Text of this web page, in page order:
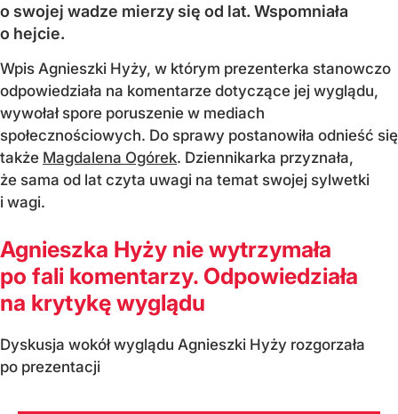
o swojej wadze mierzy się od lat. Wspomniała
o hejcie.
Wpis Agnieszki Hyży, w którym prezenterka stanowczo
odpowiedziała na komentarze dotyczące jej wyglądu,
wywołał spore poruszenie w mediach
społecznościowych. Do sprawy postanowiła odnieść się
także Magdalena Ogórek. Dziennikarka przyznała,
że sama od lat czyta uwagi na temat swojej sylwetki
i wagi.
Agnieszka Hyży nie wytrzymała
po fali komentarzy. Odpowiedziała
na krytykę wyglądu
Dyskusja wokół wyglądu Agnieszki Hyży rozgorzała
po prezentacji